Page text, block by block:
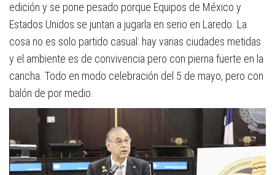
edición y se pone pesado porque Equipos de México y
Estados Unidos se juntan a jugarla en serio en Laredo. La
cosa no es solo partido casual: hay varias ciudades metidas
y el ambiente es de convivencia pero con pierna fuerte en la
cancha. Todo en modo celebración del 5 de mayo, pero con
balón de por medio.